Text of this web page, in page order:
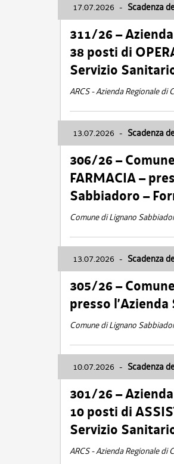
17.07.2026 - Scadenza
311/26 –
38 posti di
Servizio
ARCS - Azienda Regionale di
13.07.2026 - Scadenza
306/26 –
FARMACIA –
Sabbiadoro –
Comune di Lignano
13.07.2026 - Scadenza
305/26 –
presso
Comune di Lignano
10.07.2026 - Scadenza
301/26 –
10 posti di
Servizio
ARCS - Azienda Regionale di